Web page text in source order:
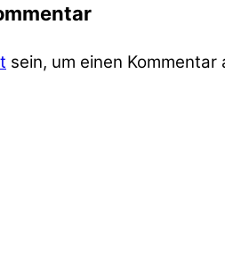
sein, um einen Kommentar